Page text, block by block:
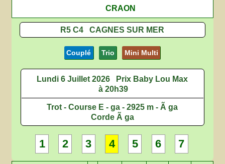
CRAON
R5 C4 CAGNES SUR MER
Couplé Trio Mini Multi
Lundi 6 Juillet 2026
Prix Baby Lou Max
à 20h39
Trot - Course E - ga - 2925 m - Ã ga
Corde Ã ga
1 2 3 4 5 6 7